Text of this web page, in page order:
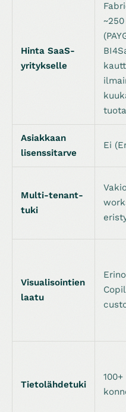
Hinta SaaS-
yritykselle
Asiakkaan
lisenssitarve
Ei
Multi-tenant-
tuki
Visualisointien
laatu
Tietolähdetuki
100+